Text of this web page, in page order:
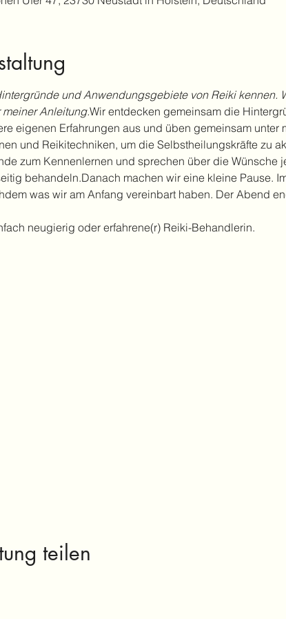
und Anwendungsgebiete von Reiki kennen.
Anleitung.Wir entdecken gemeinsam die
eigenen Erfahrungen aus und üben gemeinsam unter
und Reikitechniken, um die Selbstheilungskräfte zu
zum Kennenlernen und sprechen über die Wünsche
behandeln.Danach machen wir eine kleine Pause.
was wir am Anfang vereinbart haben. Der Abend
neugierig oder erfahrene(r) Reiki-Behandlerin.
teilen